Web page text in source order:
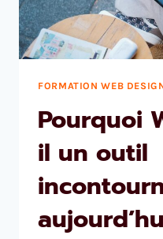
FORMATION WEB
Pourquoi
il un outil